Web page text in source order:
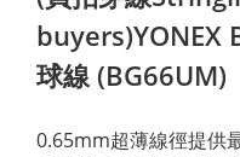
buyers)YONEX
球線 (BG66UM)
0.65mm超薄線徑提供